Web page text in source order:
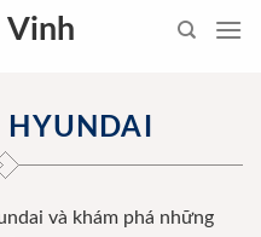
Vinh
và khám phá những